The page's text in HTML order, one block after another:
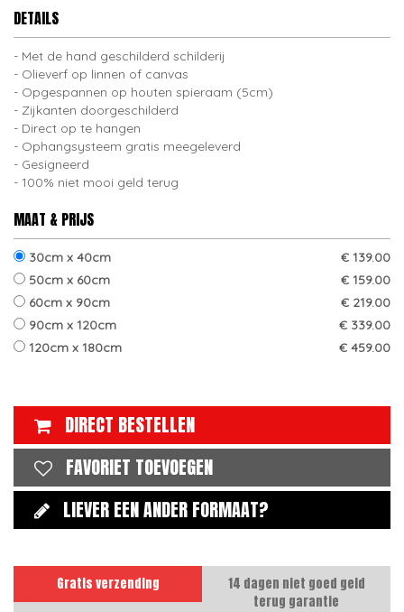
DETAILS
Met de hand geschilderd schilderij
Olieverf op linnen of canvas
Opgespannen op houten spieraam (5cm)
Zijkanten doorgeschilderd
Direct op te hangen
Ophangsysteem gratis meegeleverd
Gesigneerd
100% niet mooi geld terug
MAAT & PRIJS
30cm x 40cm
€ 139.00
50cm x 60cm
€ 159.00
60cm x 90cm
€ 219.00
90cm x 120cm
€ 339.00
120cm x 180cm
€ 459.00
DIRECT BESTELLEN
FAVORIET TOEVOEGEN
LIEVER EEN ANDER FORMAAT?
Gratis verzending
14 dagen niet goed geld
terug garantie